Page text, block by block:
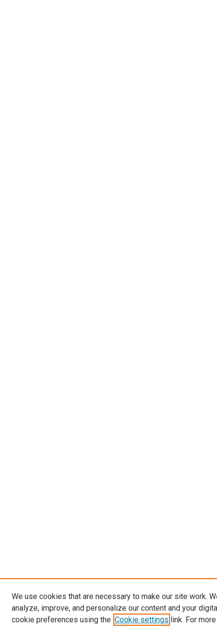
We use cookies that are necessary to make our site work.
analyze, improve, and personalize our content and your
cookie preferences using the Cookie settings link. For